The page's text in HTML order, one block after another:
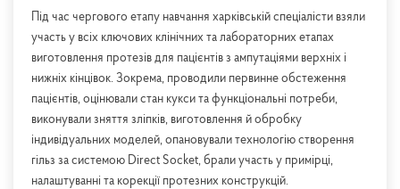
Під час чергового етапу навчання харківській спеціалісти взяли
участь у всіх ключових клінічних та лабораторних етапах
виготовлення протезів для пацієнтів з ампутаціями верхніх і
нижніх кінцівок. Зокрема, проводили первинне обстеження
пацієнтів, оцінювали стан кукси та функціональні потреби,
виконували зняття зліпків, виготовлення й обробку
індивідуальних моделей, опановували технологію створення
гільз за системою Direct Socket, брали участь у примірці,
налаштуванні та корекції протезних конструкцій.